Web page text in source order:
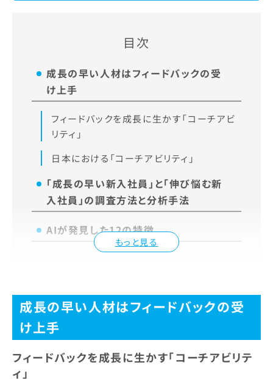
目次
もっと見る
成長の早い人材はフィードバックの受
け上手
フィードバックを成長に生かす「コーチアビ
リティ」
日本における「コーチアビリティ」
「成長の早い新入社員」と「伸び悩む新
入社員」の調査方法と分析手法
AIが発見した12の特徴
成長の早い人材はフィードバックの受
け上手
フィードバックを成長に生かす「コーチアビリテ
ィ」